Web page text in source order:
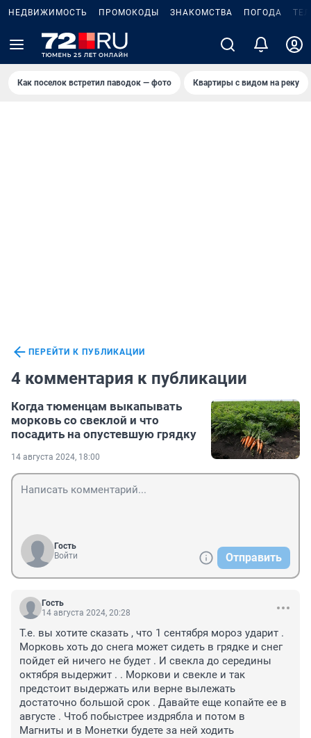
НЕДВИЖИМОСТЬ ПРОМОКОДЫ ЗНАКОМСТВА ПОГОДА
Как поселок встретил паводок — фото Квартиры с видом на реку
ПЕРЕЙТИ К ПУБЛИКАЦИИ
4 комментария к публикации
Когда тюменцам выкапывать
морковь со свеклой и что
посадить на опустевшую грядку
14 августа 2024, 18:00
Гость
Войти
Отправить
Гость
14 августа 2024, 20:28
Т.е. вы хотите сказать , что 1 сентября мороз ударит .
Морковь хоть до снега может сидеть в грядке и снег
пойдет ей ничего не будет . И свекла до середины
октября выдержит . . Моркови и свекле и так
предстоит выдержать или верне вылежать
достаточно большой срок . Давайте еще копайте ее в
августе . Чтоб побыстрее издрябла и потом в
Магниты и в Монетки будете за ней ходить